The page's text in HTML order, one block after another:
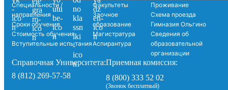
Специальности /
направления
Сроки обучения
Стоимость обучения
Вступительные испытания
Факультеты
Заочное
образование
Магистратура
Аспирантура
Проживание
Схема проезда
Гимназия Ольгино
Сведения об
образовательной
организации
Справочная Университета:
8 (812) 269-57-58
Приемная комиссия:
8 (800) 333 52 02
(Звонок бесплатный)